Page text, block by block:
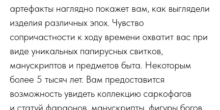
артефакты наглядно покажет вам, как выглядели
изделия различных эпох. Чувство
сопричастности к ходу времени охватит вас при
виде уникальных папирусных свитков,
манускриптов и предметов быта. Некоторым
более 5 тысяч лет. Вам предоставится
возможность увидеть коллекцию саркофагов
и статуй фараонов, манускрипты, фигуры богов,